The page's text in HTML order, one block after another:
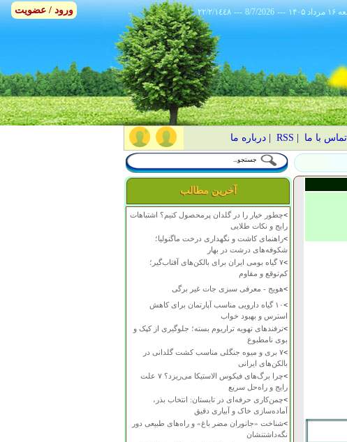
٢٢/٢/١٤٤٨ --- 8/7/2026 --- ۱۶ مرداد
تماس با ما RSS
|درباره ما
آخرین مطالب
>چطور خیار را در گلدان پرمحصول کنیم؟ اشتباهات
رایج و نکات طلایی
>راهنمای کاشت و نگهداری درخت ماگنولیا؛
شکوفه‌های درشت در بهار
>
۷ گیاه بومی ایران برای بالکن‌های آفتاب‌گیر؛
کم‌توقع و مقاوم
>هویج - معرفی سبزی جات غیر برگی
>
۱۰ گیاه دارویی مناسب آپارتمان برای کاهش
استرس و بهبود خواب
>ترفندهای تهویه تراریوم بسته؛ جلوگیری از کپک و
بوی نامطبوع
>
۷ بری و میوه جنگلی مناسب کشت گلدانی در
بالکن‌های ایرانی
>
چرا برگ‌های فیکوس الاستیکا می‌ریزد؟ ۷ علت
رایج و راه‌حل سریع
>چمن‌کاری حرفه‌ای در تابستان: انتخاب بذر،
آماده‌سازی خاک و آبیاری دقیق
>شناخت «جانوران مضر باغ» و راه‌های طبیعی دور
نگه‌داشتنشان
ورود / عضویت